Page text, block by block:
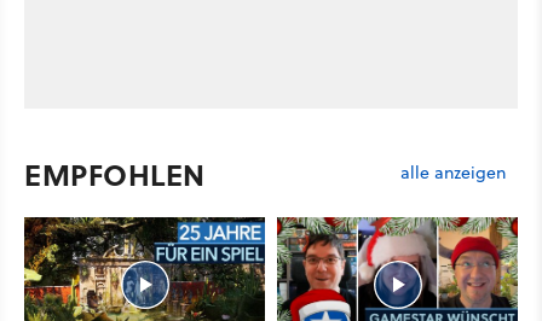
EMPFOHLEN alle anzeigen